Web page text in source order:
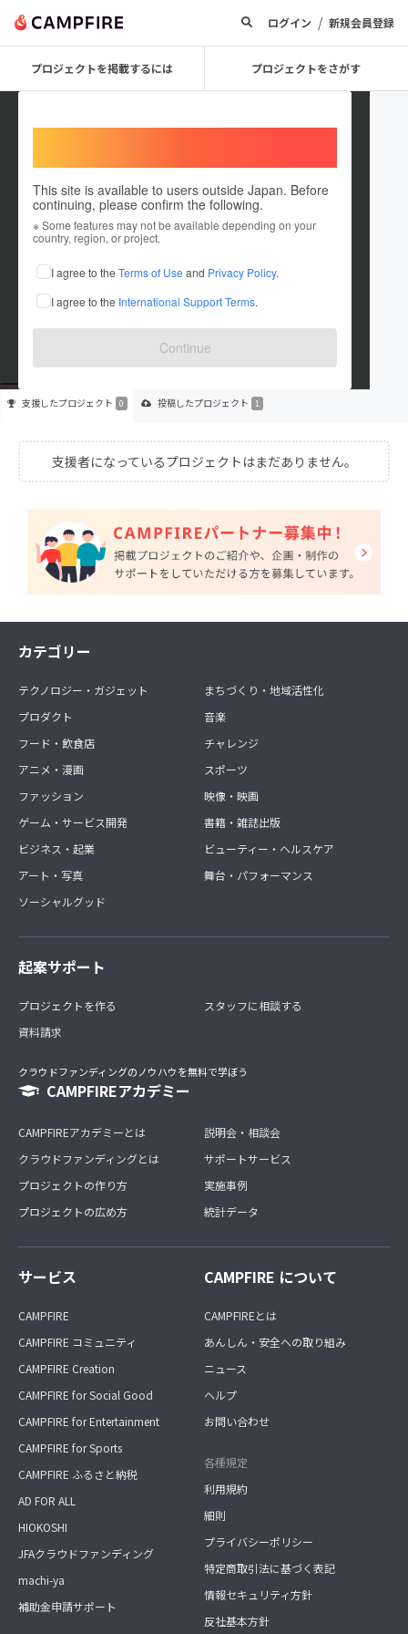
ログイン / 新規会員登録
プロジェクトを掲載するには プロジェクトをさがす
This site is available to users outside Japan. Before
continuing, please confirm the following.
※ Some features may not be available depending on your
country, region, or project.
I agree to the Terms of Use and Privacy Policy.
I agree to the International Support Terms.
Continue
sweetie
これまでに1件のプロジェクトを投稿しています
在住国：未設定
出身国：未設定
支援したプロジェクト 0 投稿したプロジェクト 1
支援者になっているプロジェクトはまだありません。
カテゴリー
テクノロジー・ガジェット
プロダクト
フード・飲食店
アニメ・漫画
ファッション
ゲーム・サービス開発
ビジネス・起業
アート・写真
ソーシャルグッド
まちづくり・地域活性化
音楽
チャレンジ
スポーツ
映像・映画
書籍・雑誌出版
ビューティー・ヘルスケア
舞台・パフォーマンス
起案サポート
プロジェクトを作る
資料請求
スタッフに相談する
クラウドファンディングのノウハウを無料で学ぼう
CAMPFIREアカデミー
CAMPFIREアカデミーとは
クラウドファンディングとは
プロジェクトの作り方
プロジェクトの広め方
説明会・相談会
サポートサービス
実施事例
統計データ
サービス
CAMPFIRE
CAMPFIRE コミュニティ
CAMPFIRE Creation
CAMPFIRE for Social Good
CAMPFIRE for Entertainment
CAMPFIRE for Sports
CAMPFIRE ふるさと納税
AD FOR ALL
HIOKOSHI
JFAクラウドファンディング
machi-ya
補助金申請サポート
CAMPFIRE について
CAMPFIREとは
あんしん・安全への取り組み
ニュース
ヘルプ
お問い合わせ
各種規定
利用規約
細則
プライバシーポリシー
特定商取引法に基づく表記
情報セキュリティ方針
反社基本方針